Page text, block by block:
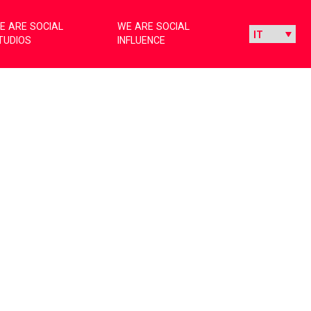
ARE SOCIAL
WE ARE SOCIAL
INFLUENCE